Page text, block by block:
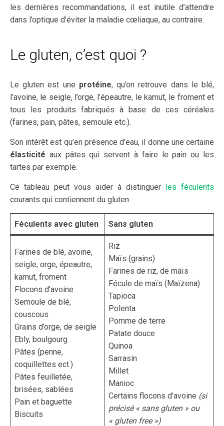
les dernières recommandations, il est inutile d’attendre
dans l’optique d’éviter la maladie cœliaque, au contraire.
Le gluten, c’est quoi ?
Le gluten est une protéine, qu’on retrouve dans le blé,
l’avoine, le seigle, l’orge, l’épeautre, le kamut, le froment et
tous les produits fabriqués à base de ces céréales
(farines, pain, pâtes, semoule etc.).
Son intérêt est qu’en présence d’eau, il donne une certaine
élasticité aux pâtes qui servent à faire le pain ou les
tartes par exemple.
Ce tableau peut vous aider à distinguer les féculents
courants qui contiennent du gluten :
Féculents avec gluten Sans gluten
Farines de blé, avoine,
seigle, orge, épeautre,
kamut, froment
Flocons d’avoine
Semoule de blé,
couscous
Grains d’orge, de seigle
Ebly, boulgourg
Pâtes (penne,
coquillettes ect.)
Pâtes feuilletée,
brisées, sablées
Pain et baguette
Biscuits
Riz
Maïs (grains)
Farines de riz, de maïs
Fécule de maïs (Maïzena)
Tapioca
Polenta
Pomme de terre
Patate douce
Quinoa
Sarrasin
Millet
Manioc
Certains flocons d’avoine (si
précisé « sans gluten » ou
« gluten free »)